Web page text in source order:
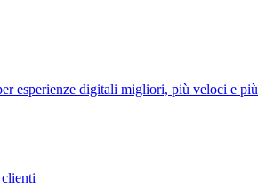
esperienze digitali migliori, più veloci e più